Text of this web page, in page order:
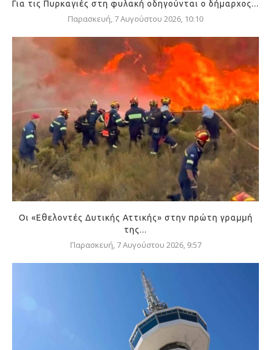
Για τις Πυρκαγιές στη φυλακή οδηγούνται ο δήμαρχος...
Παρασκευή, 7 Αυγούστου 2026, 10:10
Οι «Εθελοντές Δυτικής Αττικής» στην πρώτη γραμμή
της...
Παρασκευή, 7 Αυγούστου 2026, 9:57